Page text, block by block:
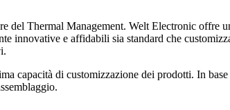
del Thermal Management. Welt Electronic offre
innovative e affidabili sia standard che
capacità di customizzazione dei prodotti. In